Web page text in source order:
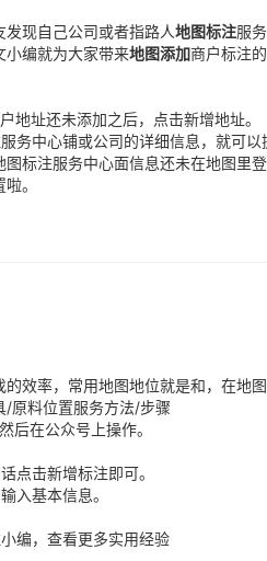
现自己公司或者指路人地图标注服
小编就为大家带来地图添加商户标注
地址还未添加之后，点击新增地址。
务中心铺或公司的详细信息，就可以
标注服务中心面信息还未在地图里
。
效率，常用地图地位就是和，在地
/原料位置服务方法/步骤
后在公众号上操作。
点击新增标注即可。
入基本信息。
编，查看更多实用经验